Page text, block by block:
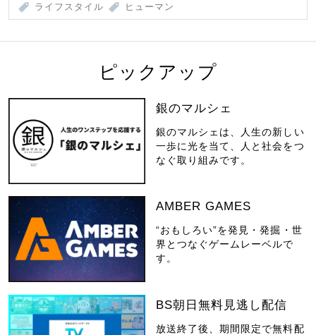
ライフスタイル ヒューマン
ピックアップ
銀のマルシェ
銀のマルシェは、人生の新しい
一歩に光を当て、人と社会をつ
なぐ取り組みです。
AMBER GAMES
“おもしろい”を発見・発掘・世
界とつなぐゲームレーベルで
す。
BS朝日無料見逃し配信
放送終了後、期間限定で無料配